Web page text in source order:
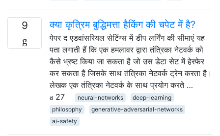
9 क्या कृत्रिम बुद्धिमत्ता हैकिंग की चपेट में है?
पेपर द एडवांसरियल सेटिंग्स में डीप लर्निंग की सीमाएं यह
पता लगाती हैं कि एक हमलावर द्वारा तंत्रिका नेटवर्क को
कैसे भ्रष्ट किया जा सकता है जो उस डेटा सेट में हेरफेर
कर सकता है जिसके साथ तंत्रिका नेटवर्क ट्रेन करता है।
लेखक एक तंत्रिका नेटवर्क के साथ प्रयोग करते …
27
neural-networks
deep-learning
philosophy
generative-adversarial-networks
ai-safety